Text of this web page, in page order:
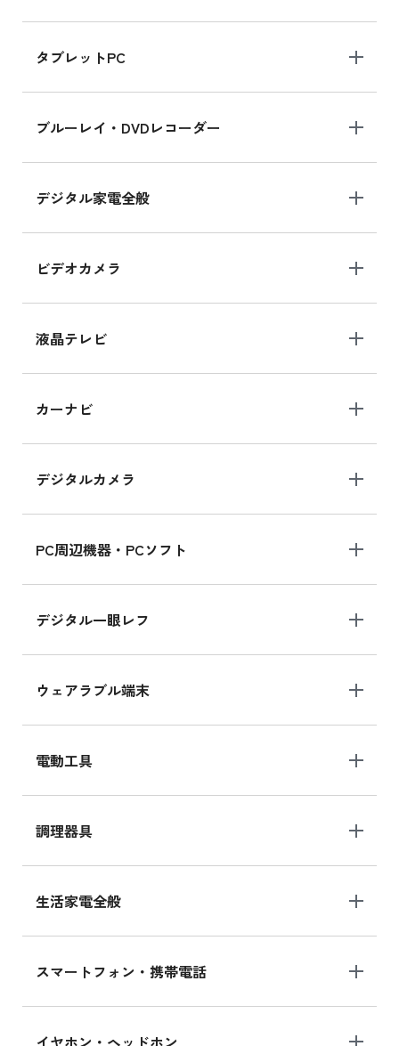
タブレットPC
ブルーレイ・DVDレコーダー
デジタル家電全般
ビデオカメラ
液晶テレビ
カーナビ
デジタルカメラ
PC周辺機器・PCソフト
デジタル一眼レフ
ウェアラブル端末
電動工具
調理器具
生活家電全般
スマートフォン・携帯電話
イヤホン・ヘッドホン